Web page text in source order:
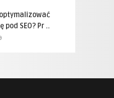
pod SEO? Pr ..